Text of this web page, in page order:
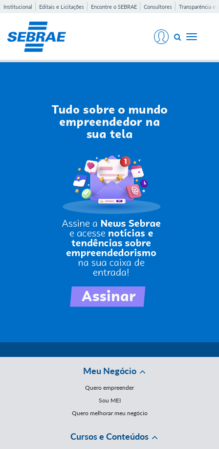
Institucional Editais e Licitações Encontre o SEBRAE Consultores Transparência e
Toggle
Meu Negócio
Quero empreender
Sou MEI
Quero melhorar meu negócio
Cursos e Conteúdos